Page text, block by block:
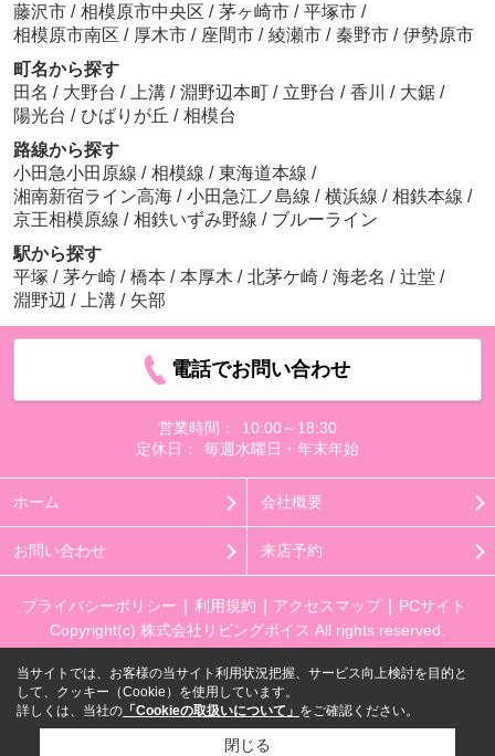
藤沢市 / 相模原市中央区 / 茅ヶ崎市 / 平塚市 /
相模原市南区 / 厚木市 / 座間市 / 綾瀬市 / 秦野市 / 伊勢原市
町名から探す
田名 / 大野台 / 上溝 / 淵野辺本町 / 立野台 / 香川 / 大鋸 /
陽光台 / ひばりが丘 / 相模台
路線から探す
小田急小田原線 / 相模線 / 東海道本線 /
湘南新宿ライン高海 / 小田急江ノ島線 / 横浜線 / 相鉄本線 /
京王相模原線 / 相鉄いずみ野線 / ブルーライン
駅から探す
平塚 / 茅ケ崎 / 橋本 / 本厚木 / 北茅ケ崎 / 海老名 / 辻堂 /
淵野辺 / 上溝 / 矢部
電話でお問い合わせ
営業時間：
10:00～18:30
定休日：
毎週水曜日・年末年始
ホーム 会社概要
お問い合わせ 来店予約
プライバシーポリシー 利用規約 アクセスマップ
PCサイト
Copyright(c) 株式会社リビングボイス All rights reserved.
当サイトでは、お客様の当サイト利用状況把握、サービス向上検討を目的と
して、クッキー（Cookie）を使用しています。
詳しくは、当社の 「Cookieの取扱いについて」 をご確認ください。
閉じる